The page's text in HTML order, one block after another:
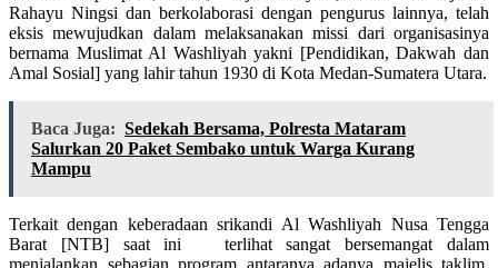
Rahayu Ningsi dan berkolaborasi dengan pengurus lainnya, telah
eksis mewujudkan dalam melaksanakan missi dari organisasinya
bernama Muslimat Al Washliyah yakni [Pendidikan, Dakwah dan
Amal Sosial] yang lahir tahun 1930 di Kota Medan-Sumatera Utara.
Baca Juga: Sedekah Bersama, Polresta Mataram
Salurkan 20 Paket Sembako untuk Warga Kurang
Mampu
Terkait dengan keberadaan srikandi Al Washliyah Nusa Tengga
Barat [NTB] saat ini terlihat sangat bersemangat dalam